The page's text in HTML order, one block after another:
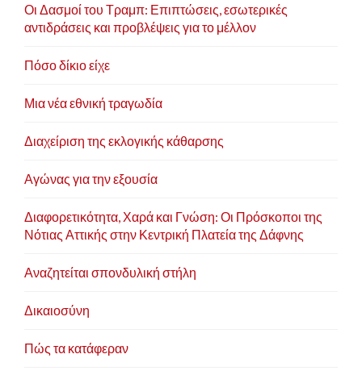
Οι Δασμοί του Τραμπ: Επιπτώσεις, εσωτερικές
αντιδράσεις και προβλέψεις για το μέλλον
Πόσο δίκιο είχε
Μια νέα εθνική τραγωδία
Διαχείριση της εκλογικής κάθαρσης
Αγώνας για την εξουσία
Διαφορετικότητα, Χαρά και Γνώση: Οι Πρόσκοποι της
Νότιας Αττικής στην Κεντρική Πλατεία της Δάφνης
Αναζητείται σπονδυλική στήλη
Δικαιοσύνη
Πώς τα κατάφεραν